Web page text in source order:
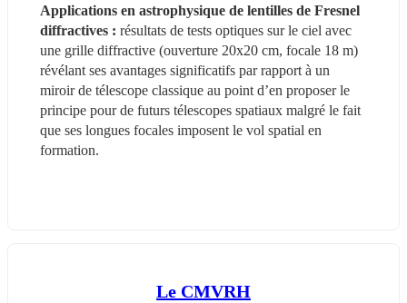
Applications en astrophysique de lentilles de Fresnel
diffractives : résultats de tests optiques sur le ciel avec
une grille diffractive (ouverture 20x20 cm, focale 18 m)
révélant ses avantages significatifs par rapport à un
miroir de télescope classique au point d’en proposer le
principe pour de futurs télescopes spatiaux malgré le fait
que ses longues focales imposent le vol spatial en
formation.
Le CMVRH